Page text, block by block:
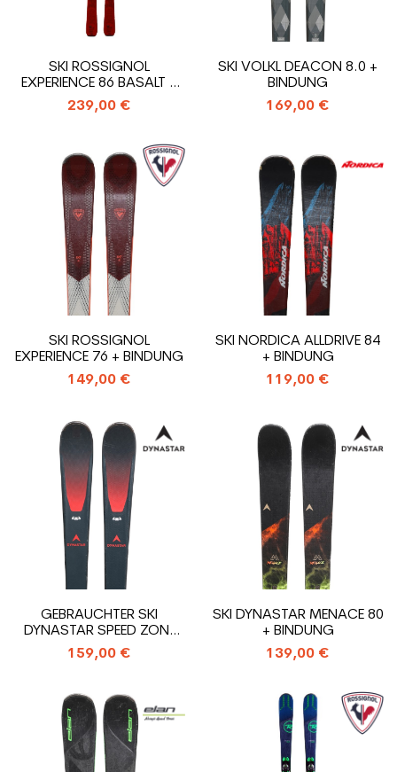
SKI ROSSIGNOL
EXPERIENCE 86 BASALT +
BINDUNG
239,00 €
SKI VOLKL DEACON 8.0 +
BINDUNG
169,00 €
SKI ROSSIGNOL
EXPERIENCE 76 + BINDUNG
149,00 €
SKI NORDICA ALLDRIVE 84
+ BINDUNG
119,00 €
GEBRAUCHTER SKI
DYNASTAR SPEED ZONE
4X4 78 + BINDUNGEN
159,00 €
SKI DYNASTAR MENACE 80
+ BINDUNG
139,00 €